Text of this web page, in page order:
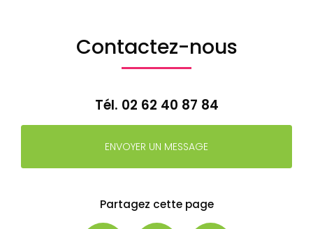
Contactez-nous
Tél. 02 62 40 87 84
ENVOYER UN MESSAGE
Partagez cette page